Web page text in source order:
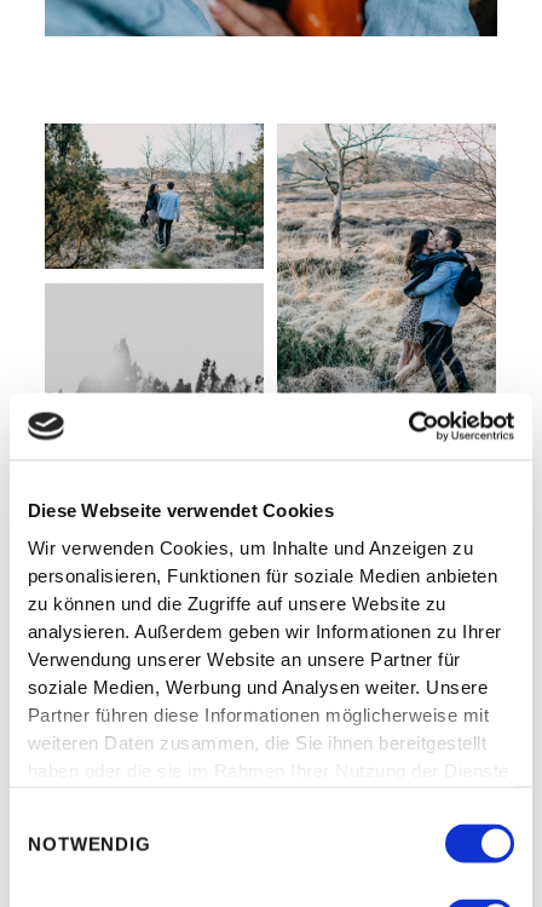
Diese Webseite verwendet Cookies
Wir verwenden Cookies, um Inhalte und Anzeigen zu
personalisieren, Funktionen für soziale Medien anbieten
zu können und die Zugriffe auf unsere Website zu
analysieren. Außerdem geben wir Informationen zu Ihrer
Verwendung unserer Website an unsere Partner für
soziale Medien, Werbung und Analysen weiter. Unsere
Partner führen diese Informationen möglicherweise mit
weiteren Daten zusammen, die Sie ihnen bereitgestellt
NOTWENDIG